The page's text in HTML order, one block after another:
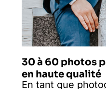
30 à 60 photos
en haute qualité
En tant que